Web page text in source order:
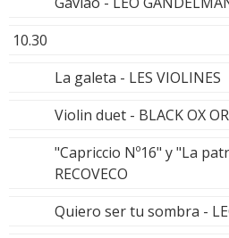
10.30
La galeta - LES VIOLINES
Violin duet - BLACK OX
"Capriccio Nº16" y "La
RECOVECO
Quiero ser tu sombra -